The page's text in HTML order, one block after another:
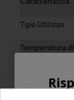
Tipo Utilizzo
Temperatura di
Grado